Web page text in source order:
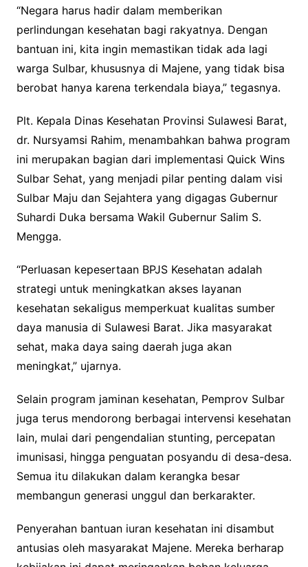
“Negara harus hadir dalam memberikan
perlindungan kesehatan bagi rakyatnya. Dengan
bantuan ini, kita ingin memastikan tidak ada lagi
warga Sulbar, khususnya di Majene, yang tidak bisa
berobat hanya karena terkendala biaya,” tegasnya.
Plt. Kepala Dinas Kesehatan Provinsi Sulawesi Barat,
dr. Nursyamsi Rahim, menambahkan bahwa program
ini merupakan bagian dari implementasi Quick Wins
Sulbar Sehat, yang menjadi pilar penting dalam visi
Sulbar Maju dan Sejahtera yang digagas Gubernur
Suhardi Duka bersama Wakil Gubernur Salim S.
Mengga.
“Perluasan kepesertaan BPJS Kesehatan adalah
strategi untuk meningkatkan akses layanan
kesehatan sekaligus memperkuat kualitas sumber
daya manusia di Sulawesi Barat. Jika masyarakat
sehat, maka daya saing daerah juga akan
meningkat,” ujarnya.
Selain program jaminan kesehatan, Pemprov Sulbar
juga terus mendorong berbagai intervensi kesehatan
lain, mulai dari pengendalian stunting, percepatan
imunisasi, hingga penguatan posyandu di desa-desa.
Semua itu dilakukan dalam kerangka besar
membangun generasi unggul dan berkarakter.
Penyerahan bantuan iuran kesehatan ini disambut
antusias oleh masyarakat Majene. Mereka berharap